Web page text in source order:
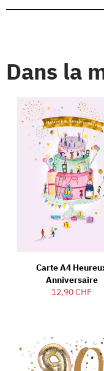
Dans la
Carte A4
Anniversaire
12,90 CHF